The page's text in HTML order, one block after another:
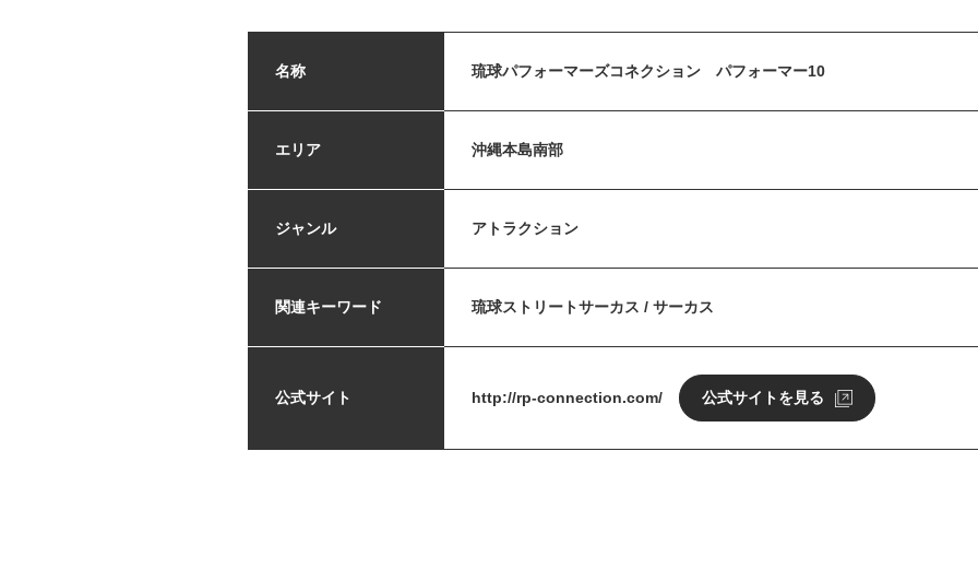
名称 琉球パフォーマーズコネクション パフォーマー10
エリア 沖縄本島南部
ジャンル アトラクション
関連キーワード 琉球ストリートサーカス / サーカス
公式サイト http://rp-connection.com/ 公式サイトを見る